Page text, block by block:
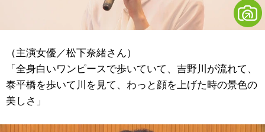
（主演女優／松下奈緒さん）
「全身白いワンピースで歩いていて、吉野川が流れて、
泰平橋を歩いて川を見て、わっと顔を上げた時の景色の
美しさ」